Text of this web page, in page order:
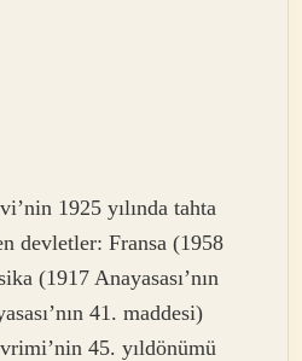
1925 yılında tahta
devletler: Fransa (1958
(1917 Anayasası’nın
41. maddesi)
45. yıldönümü